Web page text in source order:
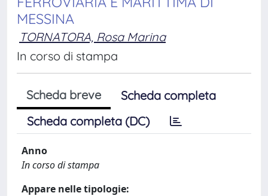
MESSINA
TORNATORA, Rosa Marina
In corso di stampa
Scheda breve
Scheda completa
Scheda completa (DC)
Anno
In corso di stampa
Appare nelle tipologie: